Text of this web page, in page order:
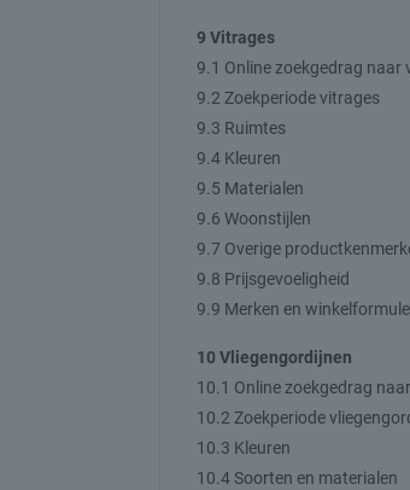
9 Vitrages
9.1 Online zoekgedrag naar
9.2 Zoekperiode vitrages
9.3 Ruimtes
9.4 Kleuren
9.5 Materialen
9.6 Woonstijlen
9.7 Overige
9.8 Prijsgevoeligheid
9.9 Merken en
10 Vliegengordijnen
10.1 Online zoekgedrag
10.2 Zoekperiode
10.3 Kleuren
10.4 Soorten en materialen